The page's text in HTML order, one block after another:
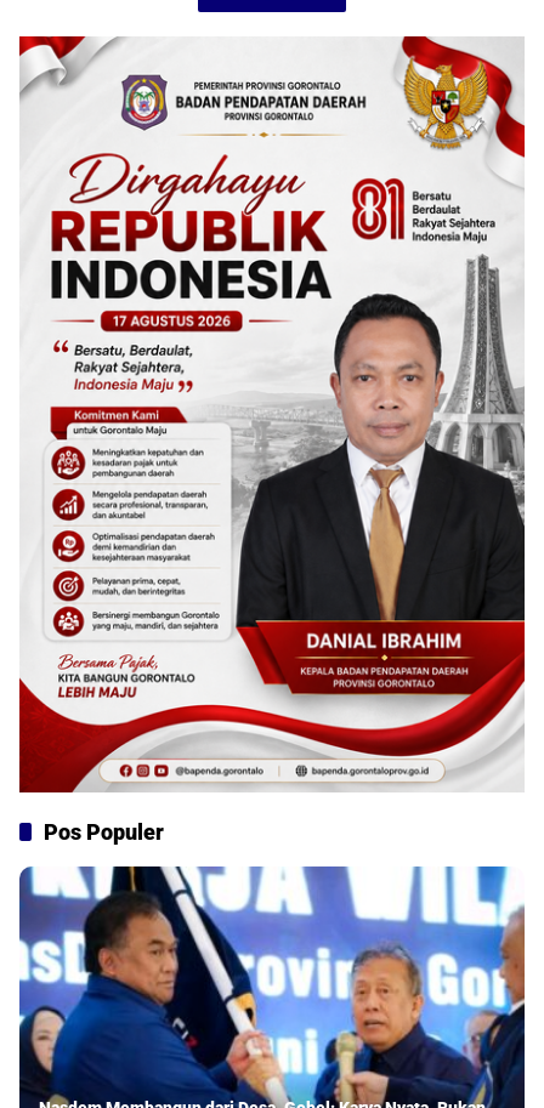
Pos Populer